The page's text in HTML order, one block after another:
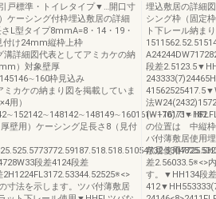
戸標準・トイレタイプ▼…開口寸
ケーシング付枠埋込敷居の詳細
L型タイプ8mmA=8・14・19・
け24mm縦枠上枠
溝詳細図代表としてアミカケの納
）対象壁厚
枠見込み
カケの納まり図を掲載していま
用）
壁用）ケーシング足長さ8（見付
段差4124段差
寸法を示します。ツバ付薄敷居
埋込敷居の詳細
シング枠（固定
ト下レール納ま
段差
法
(W+16)/
の位置は 中縦枠
バ付薄敷居使用
敷居使用
差2.56033.5※<>
す。▼HH134段差